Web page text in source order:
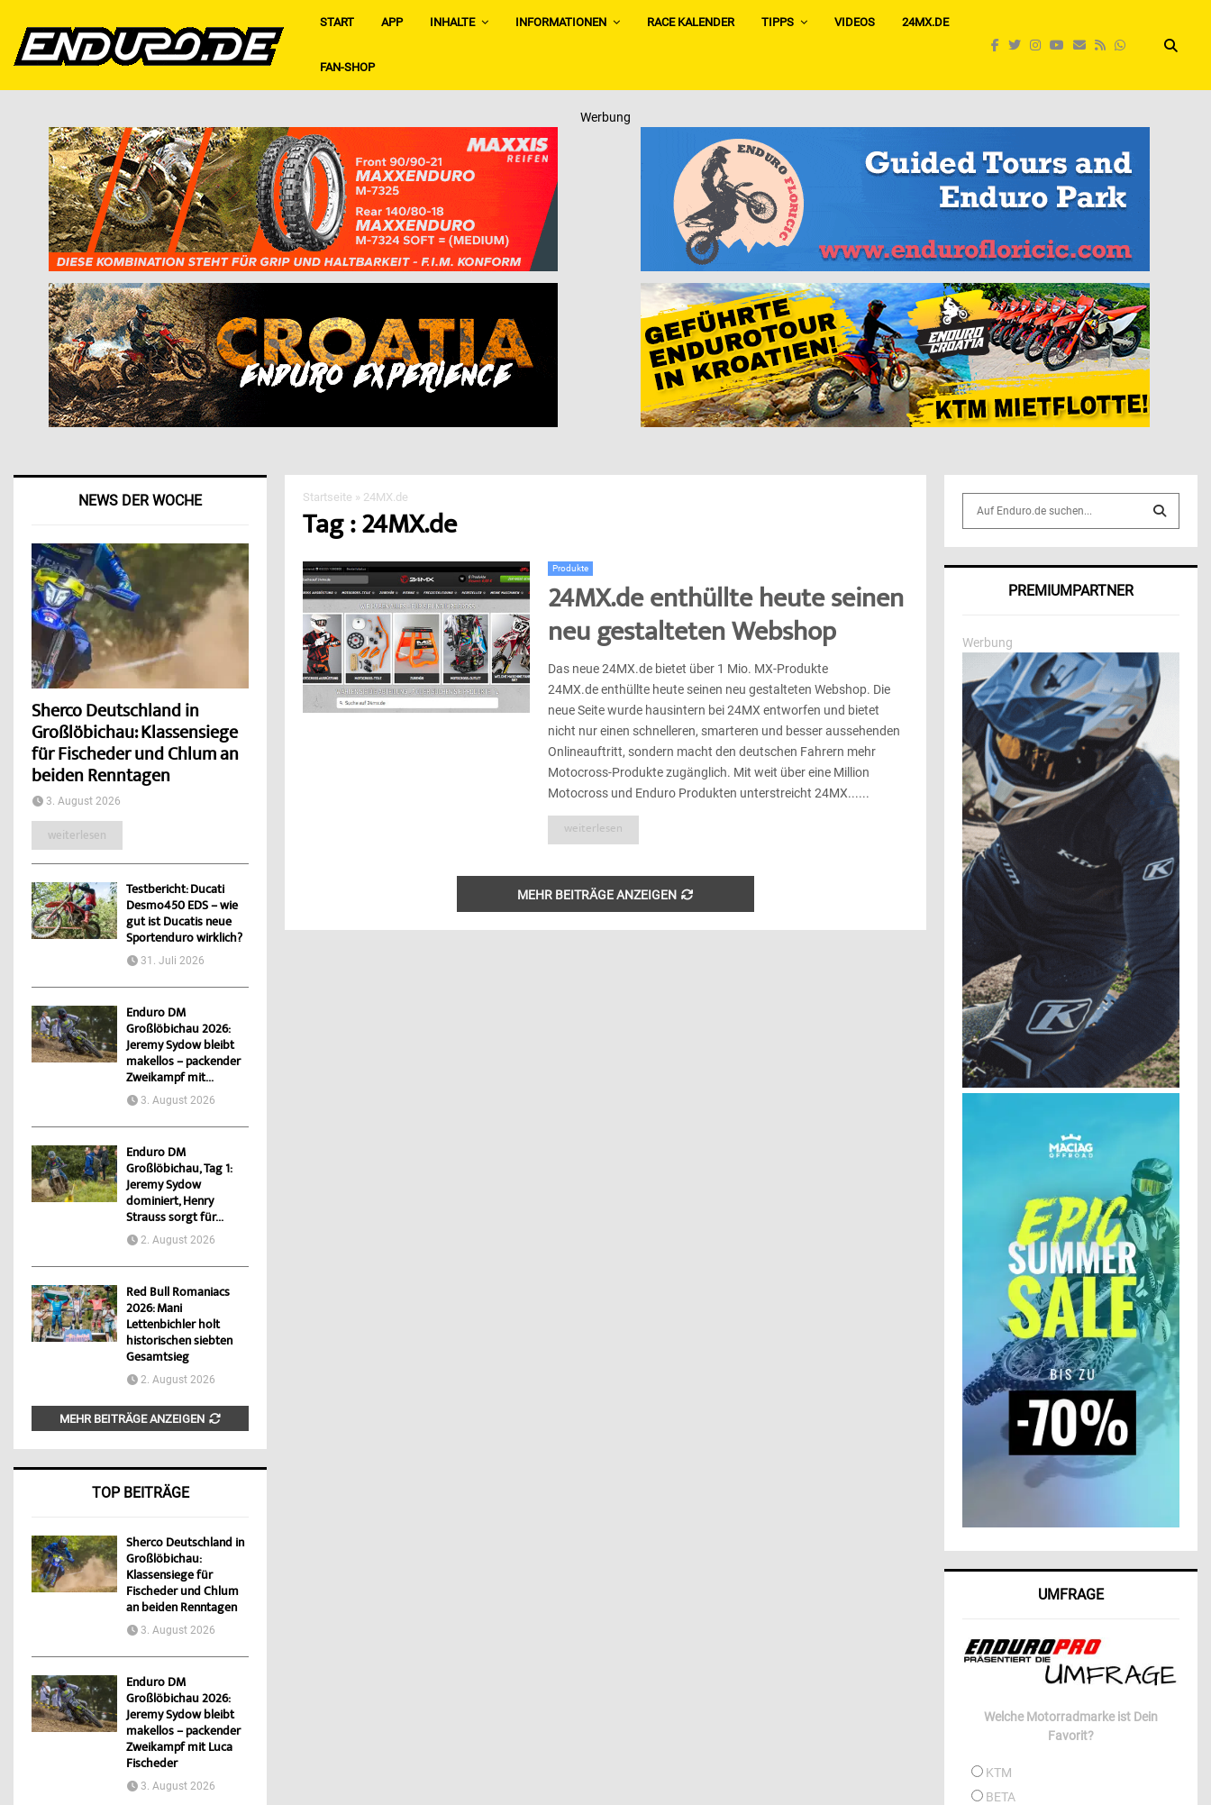
START APP INHALTE INFORMATIONEN RACE KALENDER TIPPS VIDEOS 24MX.DE
FAN-SHOP
Werbung
Startseite » 24MX.de
Tag : 24MX.de
Produkte
24MX.de enthüllte heute seinen
neu gestalteten Webshop
Das neue 24MX.de bietet über 1 Mio. MX-Produkte
24MX.de enthüllte heute seinen neu gestalteten Webshop. Die
neue Seite wurde hausintern bei 24MX entworfen und bietet
nicht nur einen schnelleren, smarteren und besser aussehenden
Onlineauftritt, sondern macht den deutschen Fahrern mehr
Motocross-Produkte zugänglich. Mit weit über eine Million
Motocross und Enduro Produkten unterstreicht 24MX......
weiterlesen
MEHR BEITRÄGE ANZEIGEN
NEWS DER WOCHE
Sherco Deutschland in
Großlöbichau: Klassensiege
für Fischeder und Chlum an
beiden Renntagen
3. August 2026
weiterlesen
Testbericht: Ducati
Desmo450 EDS – wie
gut ist Ducatis neue
Sportenduro wirklich?
31. Juli 2026
Enduro DM
Großlöbichau 2026:
Jeremy Sydow bleibt
makellos – packender
Zweikampf mit...
3. August 2026
Enduro DM
Großlöbichau, Tag 1:
Jeremy Sydow
dominiert, Henry
Strauss sorgt für...
2. August 2026
Red Bull Romaniacs
2026: Mani
Lettenbichler holt
historischen siebten
Gesamtsieg
2. August 2026
MEHR BEITRÄGE ANZEIGEN
TOP BEITRÄGE
Sherco Deutschland in
Großlöbichau:
Klassensiege für
Fischeder und Chlum
an beiden Renntagen
3. August 2026
Enduro DM
Großlöbichau 2026:
Jeremy Sydow bleibt
makellos – packender
Zweikampf mit Luca
Fischeder
3. August 2026
o
r
S
R
C
PREMIUMPARTNER
Werbung
UMFRAGE
Welche Motorradmarke ist Dein
Favorit?
KTM
BETA